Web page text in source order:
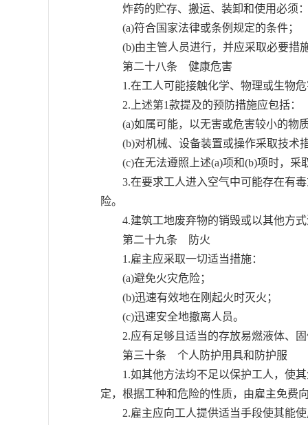
炸药的贮存、搬运、装卸和使用必须
(a)符合国家法律或条例规定的条件；
(b)由主管人员进行，并应采取必要措
第二十八条 健康危害
1.在工人可能接触化学、物理或生物危
2.上述第1款提及的预防措施应包括：
(a)如属可能，以无害或危害较小的物
(b)对机械、设备装置或操作采取技术
(c)在无法遵照上述(a)项和(b)项时，采
3.在要求工人进入空气中可能存在有毒
险。
4.建筑工地废弃物的销毁或以其他方式
第二十九条 防火
1.雇主应采取一切适当措施：
(a)避免火灾危险；
(b)迅速有效地在刚起火时灭火；
(c)迅速安全地撤离人员。
2.应有足够且适当的存放易燃液体、固
第三十条 个人防护用具和防护服
1.如其他方法均不足以保护工人，使其
定，根据工种和危险的性质，由雇主免费
2.雇主应向工人提供适当手段使其能使